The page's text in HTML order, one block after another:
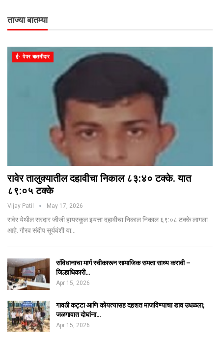
ताज्या बातम्या
ई- पेपर बातमीदार
रावेर तालुक्यातील दहावीचा निकाल ८३:४० टक्के. यात
८९:०५ टक्के
Vijay Patil May 17, 2026
रावेर येथील सरदार जीजी हायस्कूल इयत्ता दहावीचा निकाल निकाल ६९:०८ टक्के लागला
आहे. गौरव संदीप सूर्यवंशी या…
संविधानाचा मार्ग स्वीकारून सामाजिक समता साध्य करावी –
जिल्हाधिकारी…
Apr 15, 2026
गावठी कट्टा आणि कोयत्यासह दहशत माजविण्याचा डाव उधळला;
जळगावात दोघांना…
Apr 15, 2026